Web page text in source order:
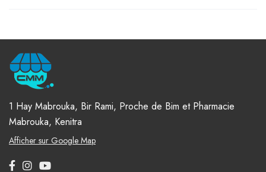
1 Hay Mabrouka, Bir Rami, Proche de Bim et Pharmacie
Mabrouka, Kenitra
Afficher sur Google Map